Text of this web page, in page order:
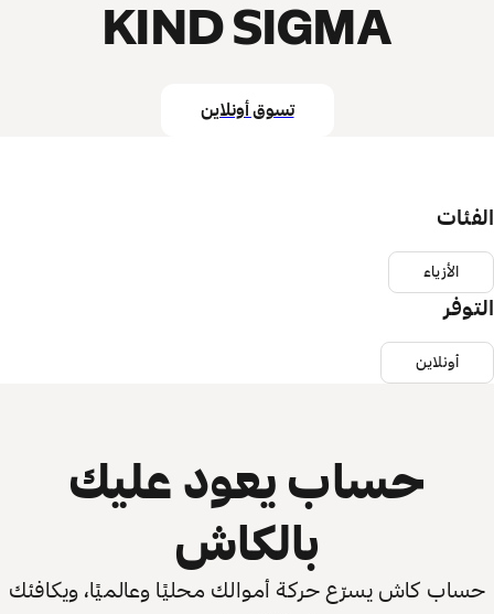
KIND SIGMA
تسوق أونلاين
الفئات
الأزياء
التوفر
أونلاين
حساب يعود عليك
بالكاش
حساب كاش يسرّع حركة أموالك محليًا وعالميًا، ويكافئك